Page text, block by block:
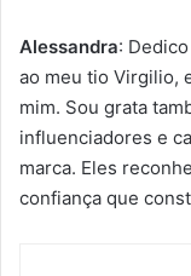
Alessandra:
ao meu tio Virgilio,
mim. Sou grata
influenciadores e
marca. Eles
confiança que